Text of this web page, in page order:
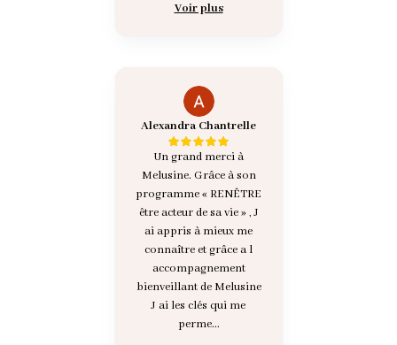
Voir plus
Alexandra Chantrelle
Un grand merci à
Melusine. Grâce à son
programme « RENÊTRE
être acteur de sa vie » , J
ai appris à mieux me
connaître et grâce a l
accompagnement
bienveillant de Melusine
J ai les clés qui me
perme...